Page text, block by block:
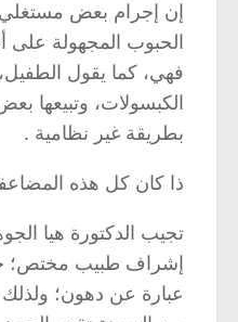
إن إجرام بعض مستغلي
الحبوب المجهولة
فهي، كما يقول
الكبسولات، وتبيعها
بطريقة غير نظامية .
ذا كان كل هذه
تجيب الدكتورة هيا
إشراف طبيب مختص؛
عبارة عن دهون؛